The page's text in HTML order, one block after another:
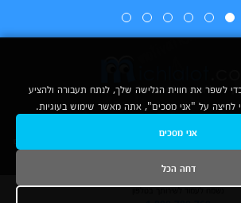
אונליין בע"מ | מכללות|
נשמח לעמוד לשירותך בטלפון
לשפר את חווית הגלישה שלך, לנתח תעבורה ולהציע
לחיצה על "אני מסכים", אתה מאשר שימוש בעוגיות.
אני מסכים
דחה הכל